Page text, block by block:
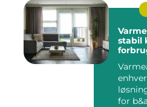
stabil
for